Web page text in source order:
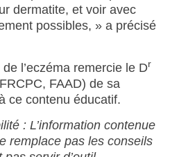
dermatite, et voir avec
possibles, » a précisé
l’eczéma remercie le Dr
FAAD) de sa
ce contenu éducatif.
: L’information contenue
remplace pas les conseils